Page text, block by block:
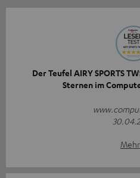
Der Teufel AIRY SPORTS
Sternen im